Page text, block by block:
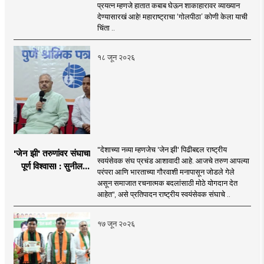
प्रयत्न म्हणजे हातात कबाब घेऊन शाकाहारावर व्याख्यान
देण्यासारखं आहे! महाराष्ट्राचा ‘गोलपीठा’ कोणी केला याची
चिंता ..
१८ जून २०२६
'जेन झी' तरुणांवर संघाचा
पूर्ण विश्वास! : सुनील
"देशाच्या नव्या म्हणजेच 'जेन झी' पिढीबद्दल राष्ट्रीय
स्वयंसेवक संघ प्रचंड आशावादी आहे. आजचे तरुण आपल्या
परंपरा आणि भारताच्या गौरवाशी मनापासून जोडले गेले
असून समाजात रचनात्मक बदलांसाठी मोठे योगदान देत
आहेत", असे प्रतिपादन राष्ट्रीय स्वयंसेवक संघाचे ..
१७ जून २०२६